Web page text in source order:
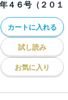
４６号（２０１
カートに入れる
試し読み
お気に入り